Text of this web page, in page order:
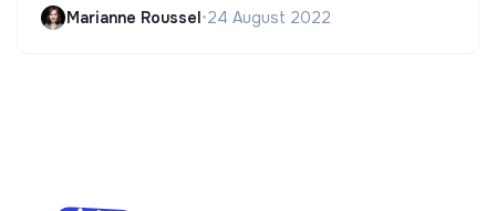
Marianne Roussel•24 August 2022